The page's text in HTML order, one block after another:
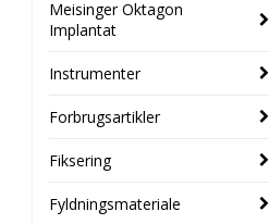
Meisinger Oktagon
Implantat
Instrumenter
Forbrugsartikler
Fiksering
Fyldningsmateriale